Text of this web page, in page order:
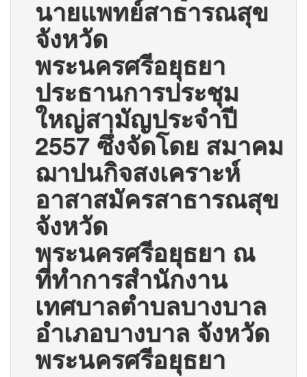
นายแพทย์สาธารณสุข
จังหวัด
พระนครศรีอยุธยา
ประธานการประชุม
ใหญ่สามัญประจำปี
2557 ซึ่งจัดโดย สมาคม
ฌาปนกิจสงเคราะห์
อาสาสมัครสาธารณสุข
จังหวัด
พระนครศรีอยุธยา ณ
ที่ทำการสำนักงาน
เทศบาลตำบลบางบาล
อำเภอบางบาล จังหวัด
พระนครศรีอยุธยา